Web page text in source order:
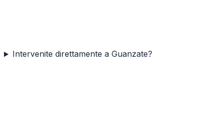
Intervenite direttamente a Guanzate?